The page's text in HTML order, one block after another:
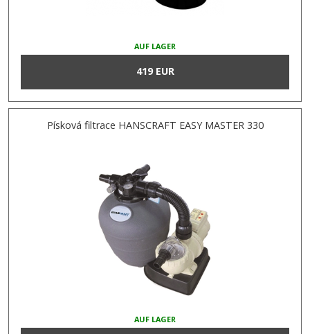
AUF LAGER
419 EUR
Písková filtrace HANSCRAFT EASY MASTER 330
AUF LAGER